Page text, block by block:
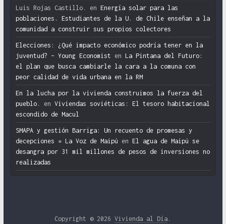
Luis Rojas Castillo. en Energía solar para las
poblaciones. Estudiantes de la U. de Chile enseñan a la
comunidad a construir sus propios colectores
Elecciones: ¿Qué impacto económico podría tener en la
juventud? – Young Economist en La Pintana del Futuro:
el plan que busca cambiarle la cara a la comuna con
peor calidad de vida urbana en la RM
En la lucha por la vivienda construimos la fuerza del
pueblo.
en Viviendas soviéticas: El tesoro habitacional
escondido de Macul
SMAPA y gestión Barriga: Un recuento de promesas y
decepciones » La Voz de Maipú en El agua de Maipú se
desangra por 31 mil millones de pesos de inversiones no
realizadas
Copyright © 2026Vivienda al Día .